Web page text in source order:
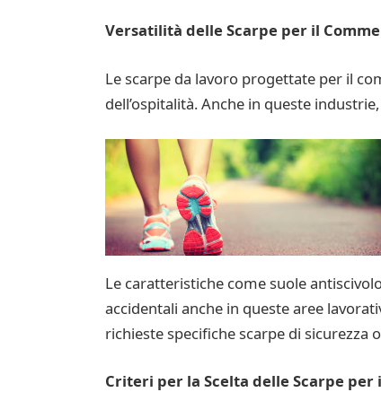
Versatilità delle Scarpe per il
Le scarpe da lavoro progettate per il
dell’ospitalità. Anche in queste
Le caratteristiche come suole
accidentali anche in queste aree
richieste specifiche scarpe di sicurezza
Criteri per la Scelta delle Scarpe